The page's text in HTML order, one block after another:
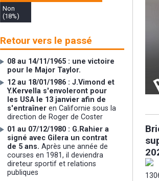
Non
(18%)
Retour vers le passé
08 au 14/11/1965 : une victoire
pour le Major Taylor.
12 au 18/01/1986 : J.Vimond et
Y.Kervella s'envoleront pour
les USA le 13 janvier afin de
s'entraîner en Californie sous la
direction de Roger de Coster
01 au 07/12/1980 : G.Rahier a
signé avec Gilera un contrat
de 5 ans.Après une année de
courses en 1981, il deviendra
direteur sportif et relations
publiques